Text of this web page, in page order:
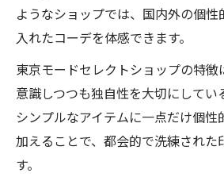
ようなショップでは、国内外の個性
入れたコーデを体感できます。
東京モードセレクトショップの特徴
意識しつつも独自性を大切にしてい
シンプルなアイテムに一点だけ個性
加えることで、都会的で洗練された
す。